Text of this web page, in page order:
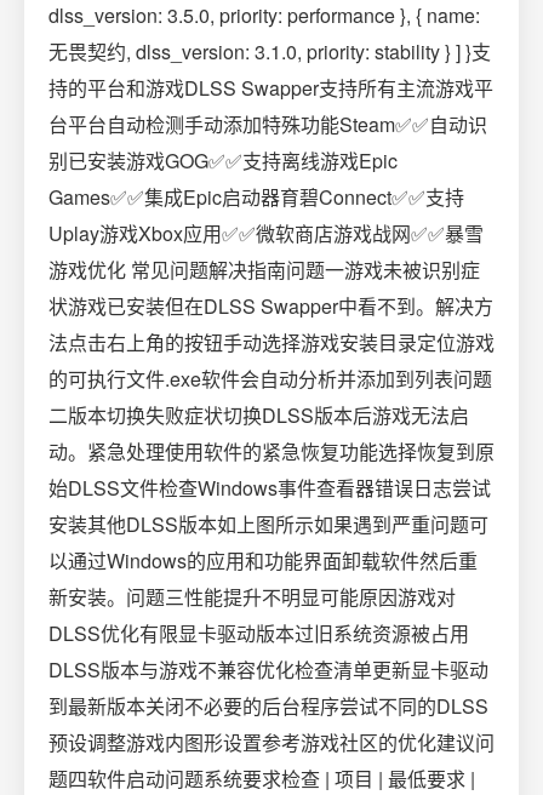
dlss_version: 3.5.0, priority: performance }, { name:
无畏契约, dlss_version: 3.1.0, priority: stability } ] }支
持的平台和游戏DLSS Swapper支持所有主流游戏平
台平台自动检测手动添加特殊功能Steam✅✅自动识
别已安装游戏GOG✅✅支持离线游戏Epic
Games✅✅集成Epic启动器育碧Connect✅✅支持
Uplay游戏Xbox应用✅✅微软商店游戏战网✅✅暴雪
游戏优化️ 常见问题解决指南问题一游戏未被识别症
状游戏已安装但在DLSS Swapper中看不到。解决方
法点击右上角的按钮手动选择游戏安装目录定位游戏
的可执行文件.exe软件会自动分析并添加到列表问题
二版本切换失败症状切换DLSS版本后游戏无法启
动。紧急处理使用软件的紧急恢复功能选择恢复到原
始DLSS文件检查Windows事件查看器错误日志尝试
安装其他DLSS版本如上图所示如果遇到严重问题可
以通过Windows的应用和功能界面卸载软件然后重
新安装。问题三性能提升不明显可能原因游戏对
DLSS优化有限显卡驱动版本过旧系统资源被占用
DLSS版本与游戏不兼容优化检查清单更新显卡驱动
到最新版本关闭不必要的后台程序尝试不同的DLSS
预设调整游戏内图形设置参考游戏社区的优化建议问
题四软件启动问题系统要求检查 | 项目 | 最低要求 |